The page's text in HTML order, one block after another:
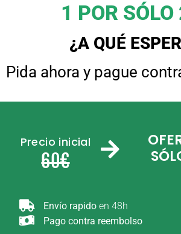
1 POR
¿A QUÉ
Pida ahora y pague
Precio inicial
60€
Envío rapido en 48h
Pago contra reembolso